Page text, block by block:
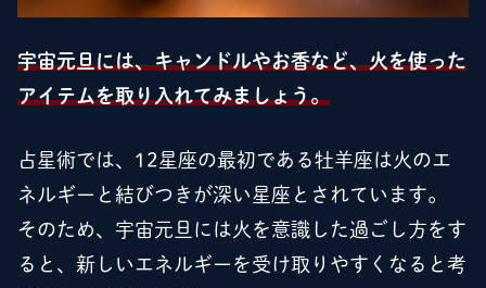
宇宙元旦には、キャンドルやお香など、火を使った
アイテムを取り入れてみましょう。
占星術では、12星座の最初である牡羊座は火のエ
ネルギーと結びつきが深い星座とされています。
そのため、宇宙元旦には火を意識した過ごし方をす
ると、新しいエネルギーを受け取りやすくなると考